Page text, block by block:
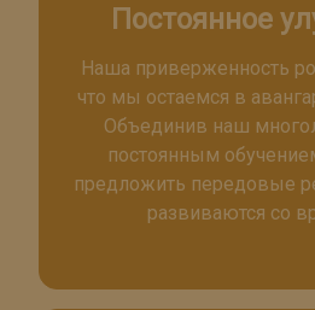
Постоянное
Наша приверженность
что мы остаемся в
Объединив наш
постоянным
предложить передовые
развиваются со